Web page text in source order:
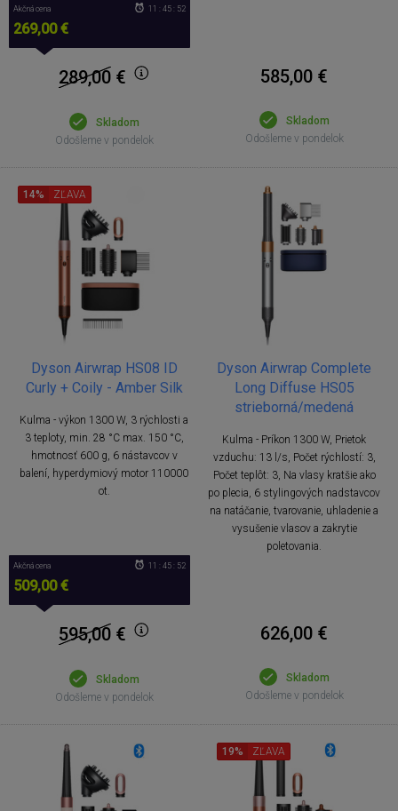
Akčná cena
269,00 €
11 : 45 : 51
289,00 €
Skladom
Odošleme v pondelok
585,00 €
Skladom
Odošleme v pondelok
Dyson Airwrap HS08 ID
Curly + Coily - Amber Silk
Kulma - výkon 1300 W, 3 rýchlosti a
3 teploty, min. 28 °C max. 150 °C,
hmotnosť 600 g, 6 nástavcov v
balení, hyperdymiový motor 110000
ot.
14% ZĽAVA
Akčná cena
509,00 €
11 : 45 : 51
595,00 €
Skladom
Odošleme v pondelok
Dyson Airwrap Complete
Long Diffuse HS05
strieborná/medená
Kulma - Príkon 1300 W, Prietok
vzduchu: 13 l/s, Počet rýchlostí: 3,
Počet teplôt: 3, Na vlasy kratšie ako
po plecia, 6 stylingových nadstavcov
na natáčanie, tvarovanie, uhladenie a
vysušenie vlasov a zakrytie
poletovania.
626,00 €
Skladom
Odošleme v pondelok
19% ZĽAVA